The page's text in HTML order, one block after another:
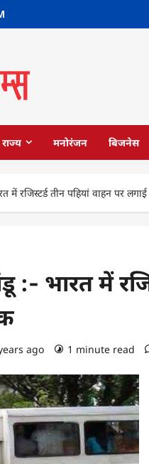
राज्य मनोरंजन बिजनेस
में रजिस्टर्ड तीन पहियां वाहन पर
:- भारत में
ago 1 minute read